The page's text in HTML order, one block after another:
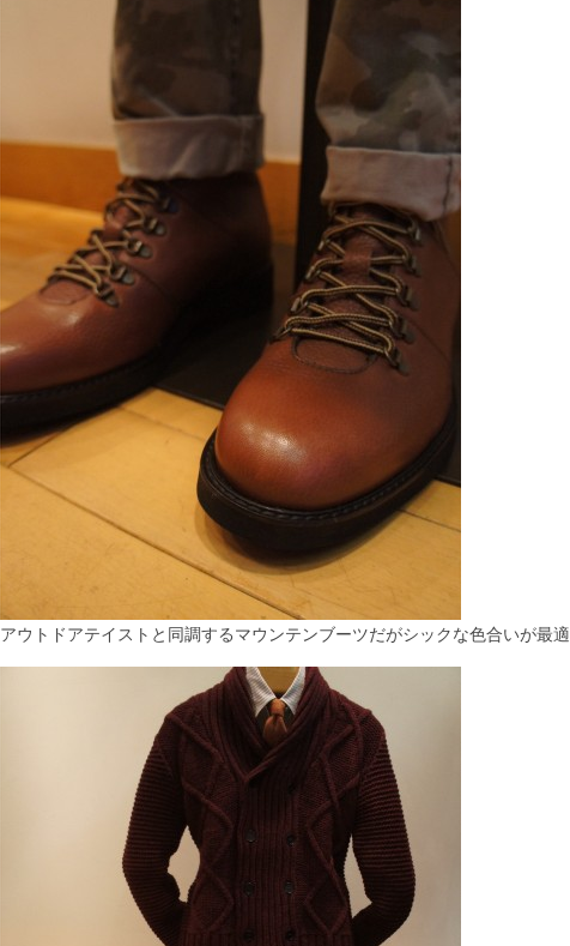
アウトドアテイストと同調するマウンテンブーツだがシックな色合いが最適